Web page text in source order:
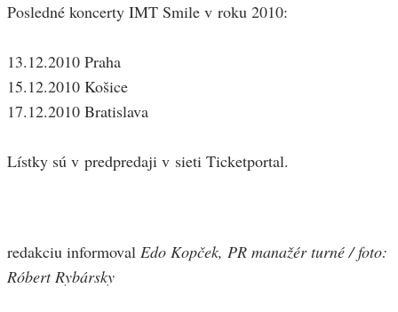
Posledné koncerty IMT Smile v roku 2010:
13.12.2010 Praha
15.12.2010 Košice
17.12.2010 Bratislava
Lístky sú v predpredaji v sieti Ticketportal.
redakciu informoval Edo Kopček, PR manažér turné / foto:
Róbert Rybársky